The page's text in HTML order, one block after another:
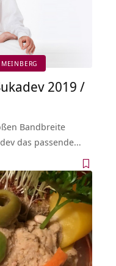
2019 /
Bandbreite
das passende…